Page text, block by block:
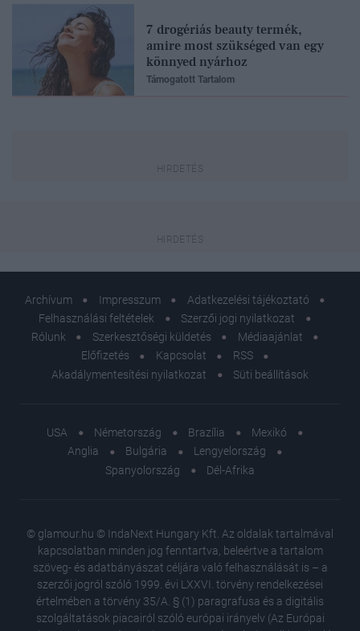
7 drogériás beauty termék,
amire most szükséged van egy
könnyed nyárhoz
Támogatott Tartalom
Archívum Impresszum
Adatkezelési tájékoztató
Felhasználási feltételek
Szerzői jogi nyilatkozat
Rólunk
Szerkesztőségi küldetés
Médiaajánlat
Előfizetés
Kapcsolat
RSS
Akadálymentesítési nyilatkozat
Süti beállítások
USA Németország Brazília
Mexikó
Anglia
Bulgária
Lengyelország
Spanyolország
Dél-Afrika
© glamour.hu © IndaNext Hungary Kft. Az oldalak tartalmával
kapcsolatban minden jog fenntartva, beleértve a tartalom
szöveg- és adatbányászat céljára való felhasználását is – a
szerzői jogról szóló 1999. évi LXXVI. törvény rendelkezései
értelmében a törvény 35/A. § (1) paragrafusa és a digitális
szolgáltatások piacairól szóló európai irányelv (Az Európai